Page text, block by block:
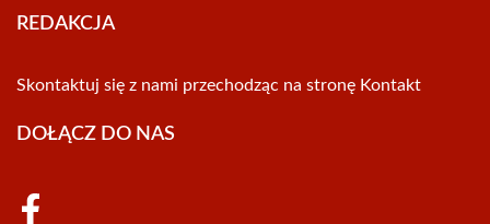
REDAKCJA
Skontaktuj się z nami przechodząc na stronę Kontakt
DOŁĄCZ DO NAS